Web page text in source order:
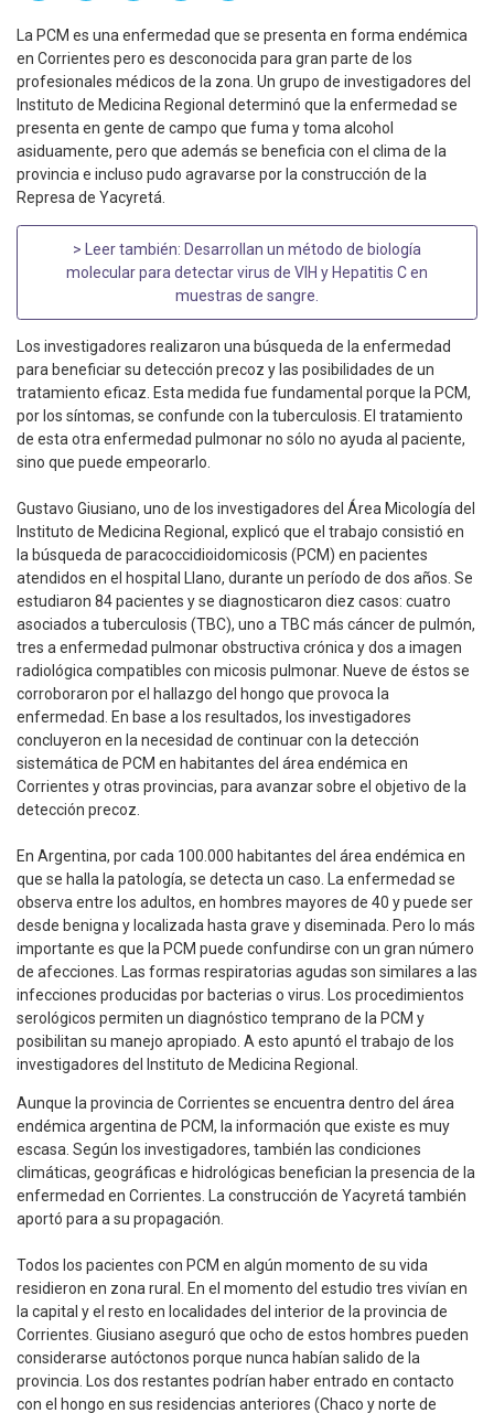
La PCM es una enfermedad que se presenta en forma endémica
en Corrientes pero es desconocida para gran parte de los
profesionales médicos de la zona. Un grupo de investigadores del
Instituto de Medicina Regional determinó que la enfermedad se
presenta en gente de campo que fuma y toma alcohol
asiduamente, pero que además se beneficia con el clima de la
provincia e incluso pudo agravarse por la construcción de la
Represa de Yacyretá.
> Leer también: Desarrollan un método de biología
molecular para detectar virus de VIH y Hepatitis C en
muestras de sangre
Los investigadores realizaron una búsqueda de la enfermedad
para beneficiar su detección precoz y las posibilidades de un
tratamiento eficaz. Esta medida fue fundamental porque la PCM,
por los síntomas, se confunde con la tuberculosis. El tratamiento
de esta otra enfermedad pulmonar no sólo no ayuda al paciente,
sino que puede empeorarlo.
Gustavo Giusiano, uno de los investigadores del Área Micología del
Instituto de Medicina Regional, explicó que el trabajo consistió en
la búsqueda de paracoccidioidomicosis (PCM) en pacientes
atendidos en el hospital Llano, durante un período de dos años. Se
estudiaron 84 pacientes y se diagnosticaron diez casos: cuatro
asociados a tuberculosis (TBC), uno a TBC más cáncer de pulmón,
tres a enfermedad pulmonar obstructiva crónica y dos a imagen
radiológica compatibles con micosis pulmonar. Nueve de éstos se
corroboraron por el hallazgo del hongo que provoca la
enfermedad. En base a los resultados, los investigadores
concluyeron en la necesidad de continuar con la detección
sistemática de PCM en habitantes del área endémica en
Corrientes y otras provincias, para avanzar sobre el objetivo de la
detección precoz.
En Argentina, por cada 100.000 habitantes del área endémica en
que se halla la patología, se detecta un caso. La enfermedad se
observa entre los adultos, en hombres mayores de 40 y puede ser
desde benigna y localizada hasta grave y diseminada. Pero lo más
importante es que la PCM puede confundirse con un gran número
de afecciones. Las formas respiratorias agudas son similares a las
infecciones producidas por bacterias o virus. Los procedimientos
serológicos permiten un diagnóstico temprano de la PCM y
posibilitan su manejo apropiado. A esto apuntó el trabajo de los
investigadores del Instituto de Medicina Regional.
Aunque la provincia de Corrientes se encuentra dentro del área
endémica argentina de PCM, la información que existe es muy
escasa. Según los investigadores, también las condiciones
climáticas, geográficas e hidrológicas benefician la presencia de la
enfermedad en Corrientes. La construcción de Yacyretá también
aportó para a su propagación.
Todos los pacientes con PCM en algún momento de su vida
residieron en zona rural. En el momento del estudio tres vivían en
la capital y el resto en localidades del interior de la provincia de
Corrientes. Giusiano aseguró que ocho de estos hombres pueden
considerarse autóctonos porque nunca habían salido de la
provincia. Los dos restantes podrían haber entrado en contacto
con el hongo en sus residencias anteriores (Chaco y norte de